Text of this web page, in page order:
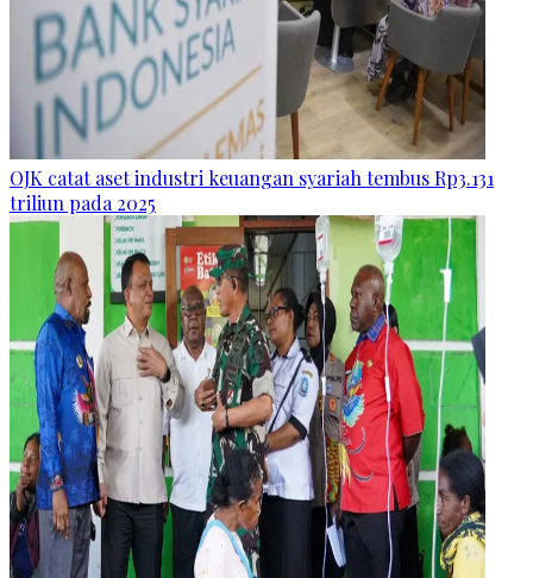
OJK catat aset industri keuangan syariah tembus Rp3.131
triliun pada 2025